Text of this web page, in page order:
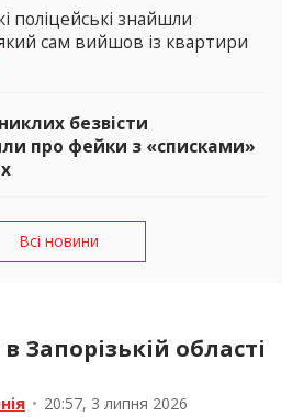
поліцейські знайшли
сам вийшов із квартири
безвісти
про фейки з «списками»
Всі новини
Запорізькій області
• 20:57, 3 липня 2026